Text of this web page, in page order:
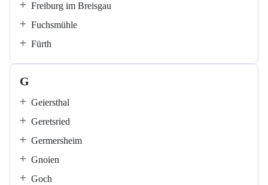
Freiburg im Breisgau
Fuchsmühle
Fürth
G
Geiersthal
Geretsried
Germersheim
Gnoien
Goch